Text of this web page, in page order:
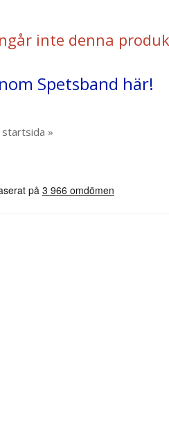
inte denna
Spetsband här!
startsida »